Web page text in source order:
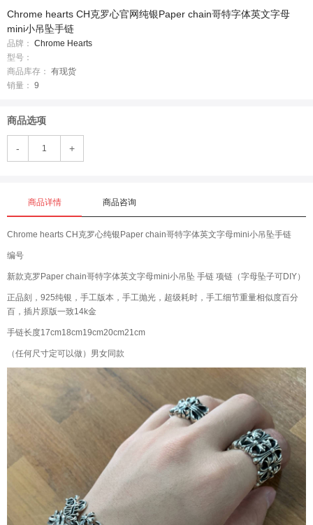
Chrome hearts CH克罗心官网纯银Paper chain哥特字体英文字母
mini小吊坠手链
品牌： Chrome Hearts
型号：
商品库存： 有现货
销量： 9
商品选项
- +
商品详情 商品咨询
Chrome hearts CH克罗心纯银Paper chain哥特字体英文字母mini小吊坠手链
编号
新款克罗Paper chain哥特字体英文字母mini小吊坠 手链 项链（字母坠子可DIY）
正品刻，925纯银，手工版本，手工抛光，超级耗时，手工细节重量相似度百分
百，插片原版一致14k金
手链长度17cm18cm19cm20cm21cm
（任何尺寸定可以做）男女同款